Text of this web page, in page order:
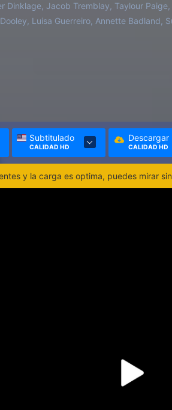
Dinklage, Jacob Tremblay, Taylour
Luisa Guerreiro, Annette Badland,
Subtitulado
CALIDAD HD
Descargar
CALIDAD HD
y la carga es optima, puedes mirar